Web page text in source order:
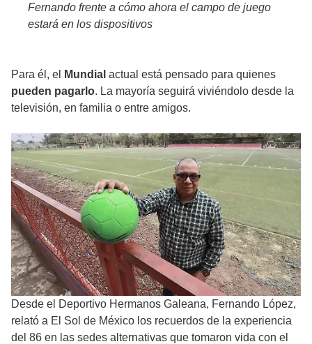
Fernando frente a cómo ahora el campo de juego
estará en los dispositivos
Para él, el Mundial actual está pensado para quienes
pueden pagarlo. La mayoría seguirá viviéndolo desde la
televisión, en familia o entre amigos.
Desde el Deportivo Hermanos Galeana, Fernando López,
relató a El Sol de México los recuerdos de la experiencia
del 86 en las sedes alternativas que tomaron vida con el